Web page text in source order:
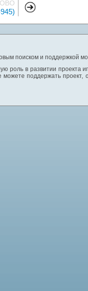
поиском и поддержкой
роль в развитии проекта
поддержать проект,